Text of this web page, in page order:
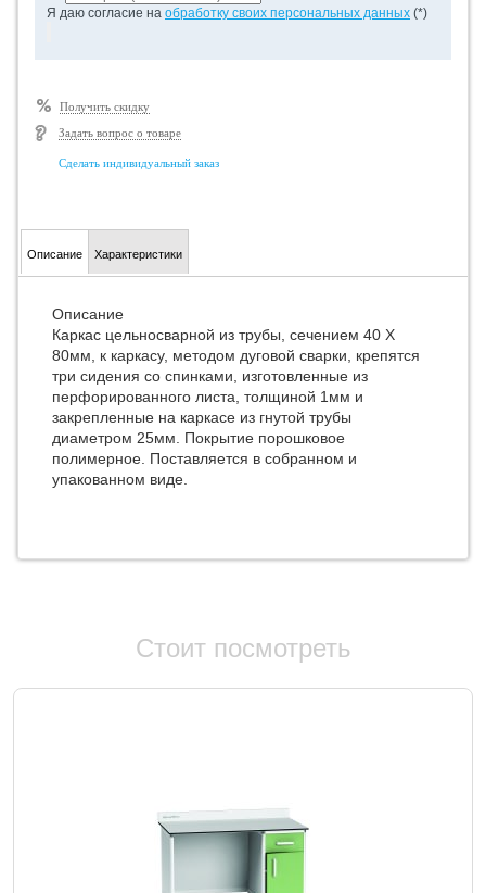
Я даю согласие на обработку своих персональных данных (*)
Получить скидку
Задать вопрос о товаре
Сделать индивидуальный заказ
Описание Характеристики
Описание
Каркас цельносварной из трубы, сечением 40 Х
80мм, к каркасу, методом дуговой сварки, крепятся
три сидения со спинками, изготовленные из
перфорированного листа, толщиной 1мм и
закрепленные на каркасе из гнутой трубы
диаметром 25мм. Покрытие порошковое
полимерное. Поставляется в собранном и
упакованном виде.
Стоит посмотреть